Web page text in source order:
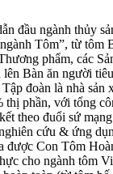
đầu ngành thủy
Tôm”, từ tôm
phẩm, các
lên Bàn ăn người
đoàn là nhà sản
thị phần, với tổng
theo đuổi sứ
cứu & ứng
được Con Tôm
cho ngành tôm